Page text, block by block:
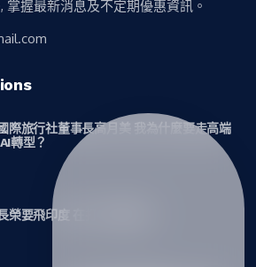
握最新消息及不定期優惠資訊。
社董事長高月美 我為什麼要走高端
轉型？
榮要飛印度 在打什麼算盤？